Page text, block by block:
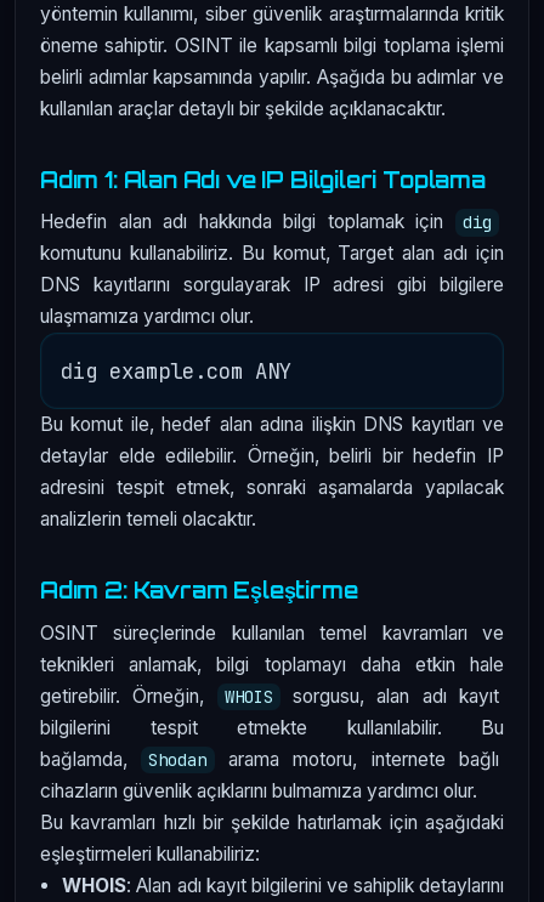
yöntemin kullanımı, siber güvenlik araştırmalarında kritik
öneme sahiptir. OSINT ile kapsamlı bilgi toplama işlemi
belirli adımlar kapsamında yapılır. Aşağıda bu adımlar ve
kullanılan araçlar detaylı bir şekilde açıklanacaktır.
Adım 1: Alan Adı ve IP Bilgileri Toplama
Hedefin alan adı hakkında bilgi toplamak için dig
komutunu kullanabiliriz. Bu komut, Target alan adı için
DNS kayıtlarını sorgulayarak IP adresi gibi bilgilere
ulaşmamıza yardımcı olur.
Bu komut ile, hedef alan adına ilişkin DNS kayıtları ve
detaylar elde edilebilir. Örneğin, belirli bir hedefin IP
adresini tespit etmek, sonraki aşamalarda yapılacak
analizlerin temeli olacaktır.
Adım 2: Kavram Eşleştirme
OSINT süreçlerinde kullanılan temel kavramları ve
teknikleri anlamak, bilgi toplamayı daha etkin hale
getirebilir. Örneğin,
WHOIS
sorgusu, alan adı kayıt
bilgilerini tespit etmekte kullanılabilir. Bu
bağlamda,
Shodan
arama motoru, internete bağlı
cihazların güvenlik açıklarını bulmamıza yardımcı olur.
Bu kavramları hızlı bir şekilde hatırlamak için aşağıdaki
eşleştirmeleri kullanabiliriz:
WHOIS: Alan adı kayıt bilgilerini ve sahiplik detaylarını